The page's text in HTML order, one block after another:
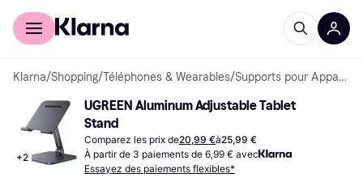
Acheter avec Klarna
Klarna/Shopping/Téléphones & Wearables/ Supports pour Appareils Mobiles
+2
UGREEN Aluminum Adjustable Tablet
Stand
Comparez les prix de20,99 €à25,99 €
À partir de 3 paiements de 6,99 € avec
Essayez des paiements flexibles*